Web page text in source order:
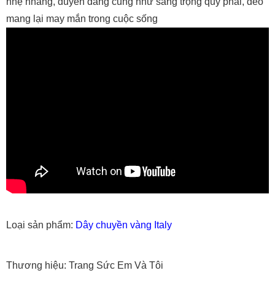
mang lại may mắn trong cuộc sống
Loại sản phẩm: Dây chuyền vàng Italy
Thương hiệu: Trang Sức Em Và Tôi